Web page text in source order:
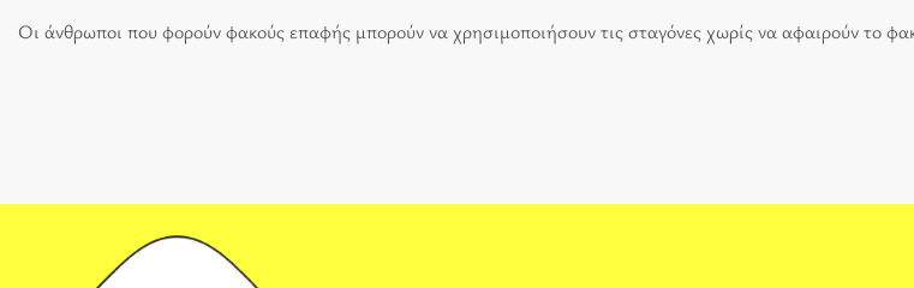
Οι άνθρωποι που φορούν φακούς επαφής μπορούν να χρησιμοποιήσουν τις σταγόνες χωρίς να αφαιρούν το